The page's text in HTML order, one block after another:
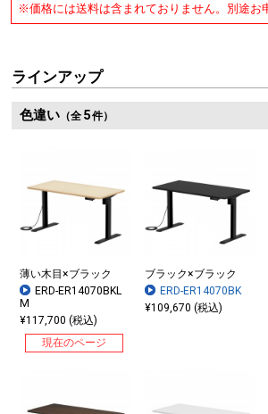
※価格には送料は含まれておりません。別途お
ラインアップ
色違い（全 5件）
薄い木目×ブラック
ERD-ER14070BKL
M
¥117,700 (税込)
現在のページ
ブラック×ブラック
ERD-ER14070BK
¥109,670 (税込)